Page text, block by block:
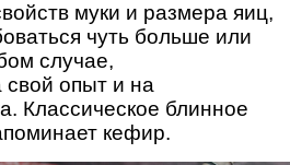
муки и размера яиц,
чуть больше или
случае,
свой опыт и на
Классическое блинное
кефир.